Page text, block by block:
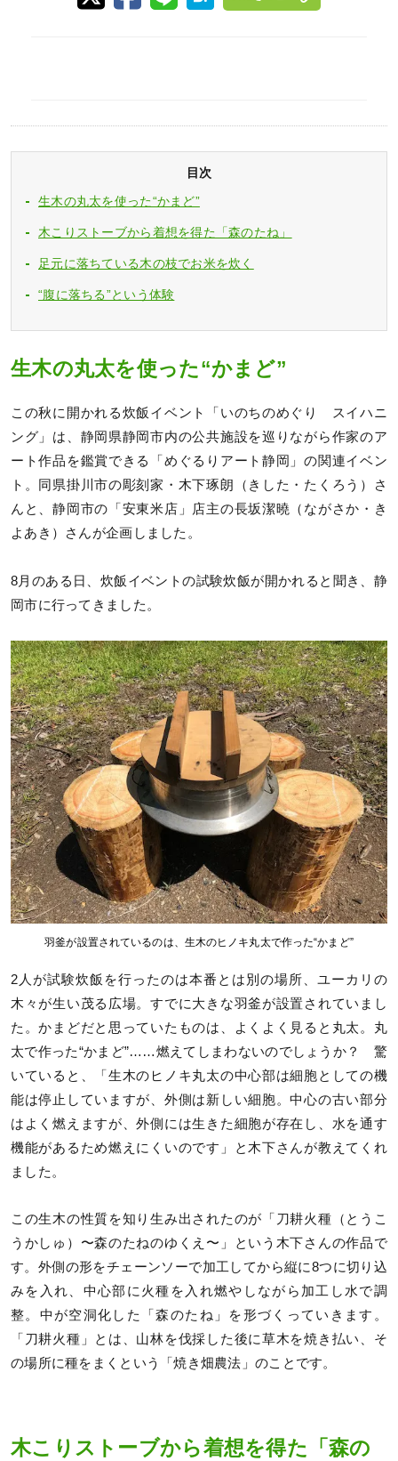
目次
生木の丸太を使った“かまど”
木こりストーブから着想を得た「森のたね」
足元に落ちている木の枝でお米を炊く
“腹に落ちる”という体験
生木の丸太を使った“かまど”
この秋に開かれる炊飯イベント「いのちのめぐり スイハニ
ング」は、静岡県静岡市内の公共施設を巡りながら作家のア
ート作品を鑑賞できる「めぐるりアート静岡」の関連イベン
ト。同県掛川市の彫刻家・木下琢朗（きした・たくろう）さ
んと、静岡市の「安東米店」店主の長坂潔曉（ながさか・き
よあき）さんが企画しました。
8月のある日、炊飯イベントの試験炊飯が開かれると聞き、静
岡市に行ってきました。
羽釜が設置されているのは、生木のヒノキ丸太で作った“かまど”
2人が試験炊飯を行ったのは本番とは別の場所、ユーカリの
木々が生い茂る広場。すでに大きな羽釜が設置されていまし
た。かまどだと思っていたものは、よくよく見ると丸太。丸
太で作った“かまど”……燃えてしまわないのでしょうか？ 驚
いていると、「生木のヒノキ丸太の中心部は細胞としての機
能は停止していますが、外側は新しい細胞。中心の古い部分
はよく燃えますが、外側には生きた細胞が存在し、水を通す
機能があるため燃えにくいのです」と木下さんが教えてくれ
ました。
この生木の性質を知り生み出されたのが「刀耕火種（とうこ
うかしゅ）〜森のたねのゆくえ〜」という木下さんの作品で
す。外側の形をチェーンソーで加工してから縦に8つに切り込
みを入れ、中心部に火種を入れ燃やしながら加工し水で調
整。中が空洞化した「森のたね」を形づくっていきます。
「刀耕火種」とは、山林を伐採した後に草木を焼き払い、そ
の場所に種をまくという「焼き畑農法」のことです。
木こりストーブから着想を得た「森の